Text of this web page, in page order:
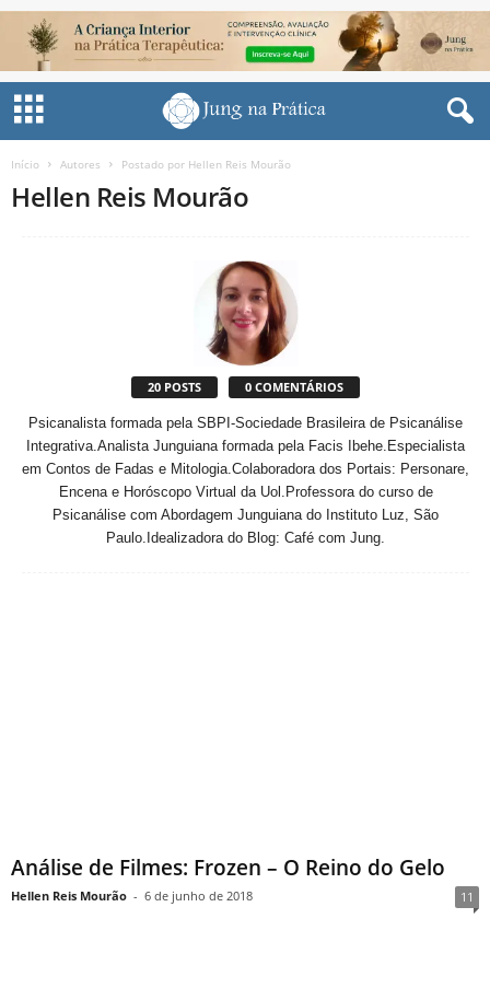
Início Autores Postado por Hellen Reis Mourão
Hellen Reis Mourão
20 POSTS 0 COMENTÁRIOS
Psicanalista formada pela SBPI-Sociedade Brasileira de Psicanálise
Integrativa.Analista Junguiana formada pela Facis Ibehe.Especialista
em Contos de Fadas e Mitologia.Colaboradora dos Portais: Personare,
Encena e Horóscopo Virtual da Uol.Professora do curso de
Psicanálise com Abordagem Junguiana do Instituto Luz, São
Paulo.Idealizadora do Blog: Café com Jung.
Análise de Filmes: Frozen – O Reino do Gelo
Hellen Reis Mourão - 6 de junho de 2018 11